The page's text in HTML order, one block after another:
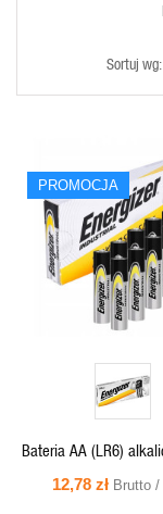
Sortuj wg:
PROMOCJASZYBKI
Bateria AA (LR6)
Industrial Energizer
12,78 zł Brutto